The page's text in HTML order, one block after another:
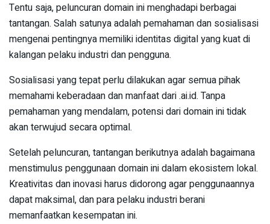
Tentu saja, peluncuran domain ini menghadapi berbagai
tantangan. Salah satunya adalah pemahaman dan sosialisasi
mengenai pentingnya memiliki identitas digital yang kuat di
kalangan pelaku industri dan pengguna.
Sosialisasi yang tepat perlu dilakukan agar semua pihak
memahami keberadaan dan manfaat dari .ai.id. Tanpa
pemahaman yang mendalam, potensi dari domain ini tidak
akan terwujud secara optimal.
Setelah peluncuran, tantangan berikutnya adalah bagaimana
menstimulus penggunaan domain ini dalam ekosistem lokal.
Kreativitas dan inovasi harus didorong agar penggunaannya
dapat maksimal, dan para pelaku industri berani
memanfaatkan kesempatan ini.